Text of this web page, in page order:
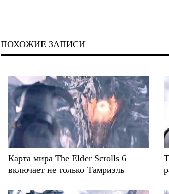
ПОХОЖИЕ ЗАПИСИ
Карта мира The Elder Scrolls 6
включает не только Тамриэль